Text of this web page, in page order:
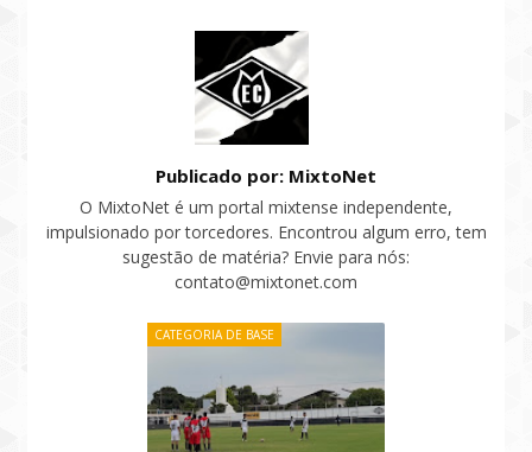
Publicado por: MixtoNet
O MixtoNet é um portal mixtense independente,
impulsionado por torcedores. Encontrou algum erro, tem
sugestão de matéria? Envie para nós:
contato@mixtonet.com
CATEGORIA DE BASE